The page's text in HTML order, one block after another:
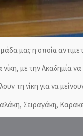
μας η οποία
νίκη, με την Ακαδημία
τη νίκη για να
Σειραγάκη,